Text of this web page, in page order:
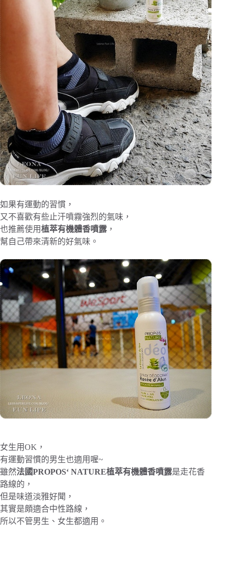
如果有運動的習慣，
又不喜歡有些止汗噴霧強烈的氣味，
也推薦使用植萃有機體香噴露 ，
幫自己帶來清新的好氣味。
女生用OK，
有運動習慣的男生也適用喔~
雖然法國PROPOS‘ NATURE植萃有機體香噴露是走花香
路線的，
但是味道淡雅好聞，
其實是頗適合中性路線，
所以不管男生、女生都適用。